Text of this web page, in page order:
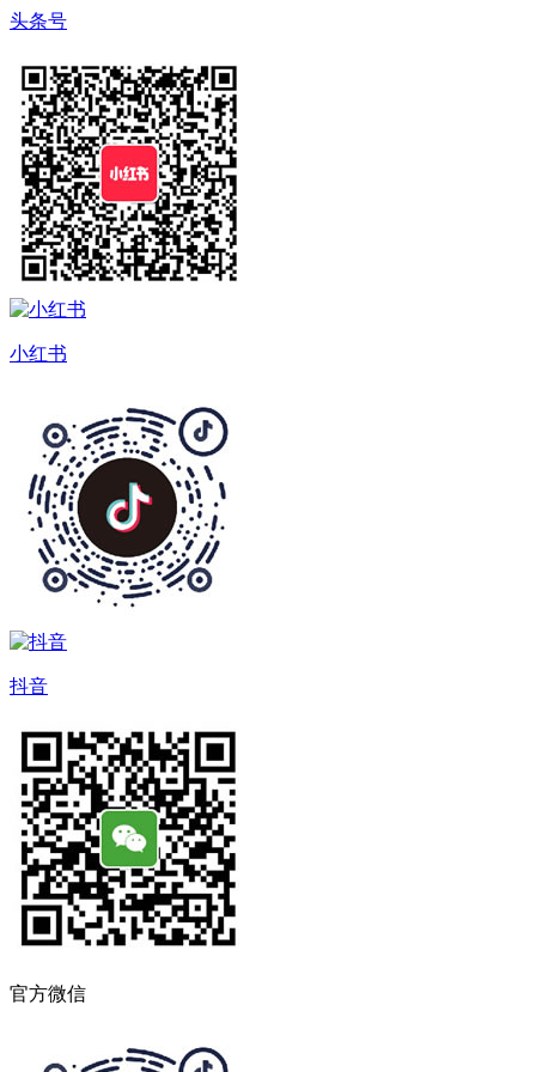
头条号
小红书
抖音
官方微信